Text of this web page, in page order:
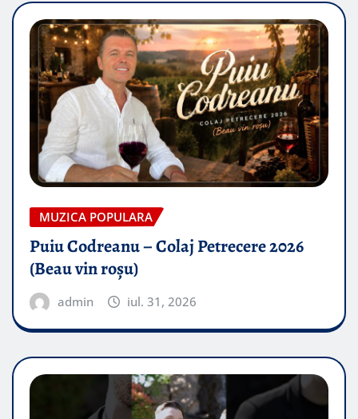
MUZICA POPULARA
Puiu Codreanu – Colaj Petrecere 2026
(Beau vin roșu)
admin iul. 31, 2026